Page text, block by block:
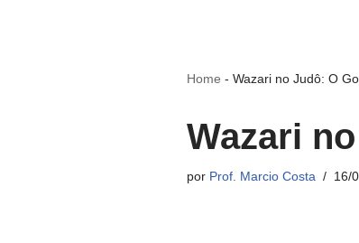
Home - Wazari no Judô: O
Wazari
por Prof. Marcio Costa 16/